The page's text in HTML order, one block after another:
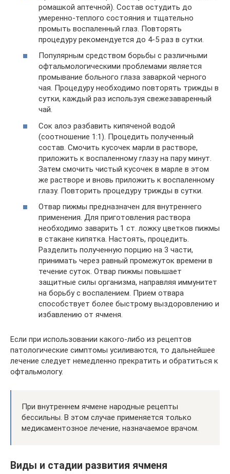
ромашкой аптечной). Состав остудить до
умеренно-теплого состояния и тщательно
промыть воспаленный глаз. Повторять
процедуру рекомендуется до 4-5 раз в сутки.
Популярным средством борьбы с различными
офтальмологическими проблемами является
промывание больного глаза заваркой черного
чая. Процедуру необходимо повторять трижды в
сутки, каждый раз используя свежезаваренный
чай.
Сок алоэ разбавить кипяченой водой
(соотношение 1:1). Процедить полученный
состав. Смочить кусочек марли в растворе,
приложить к воспаленному глазу на пару минут.
Затем смочить чистый кусочек в марле в этом
же растворе и вновь приложить к воспаленному
глазу. Повторить процедуру трижды в сутки.
Отвар пижмы предназначен для внутреннего
применения. Для приготовления раствора
необходимо заварить 1 ст. ложку цветков пижмы
в стакане кипятка. Настоять, процедить.
Разделить полученную порцию на 3 части,
принимать через равный промежуток времени в
течение суток. Отвар пижмы повышает
защитные силы организма, направляя иммунитет
на борьбу с воспалением. Прием отвара
способствует более быстрому выздоровлению и
избавлению от ячменя.
Если при использовании какого-либо из рецептов
патологические симптомы усиливаются, то дальнейшее
лечение следует немедленно прекратить и обратиться к
офтальмологу.
При внутреннем ячмене народные рецепты
бессильны. В этом случае применяется только
медикаментозное лечение, назначаемое врачом.
Виды и стадии развития ячменя